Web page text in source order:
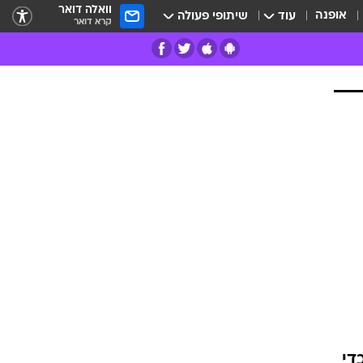
אופנה עוד שיתופי פעולה וואלה דואר
קרא דואר